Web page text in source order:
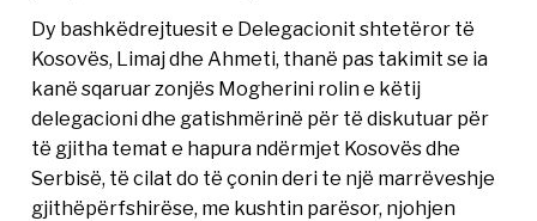
Dy bashkëdrejtuesit e Delegacionit shtetëror të
Kosovës, Limaj dhe Ahmeti, thanë pas takimit se ia
kanë sqaruar zonjës Mogherini rolin e këtij
delegacioni dhe gatishmërinë për të diskutuar për
të gjitha temat e hapura ndërmjet Kosovës dhe
Serbisë, të cilat do të çonin deri te një marrëveshje
gjithëpërfshirëse, me kushtin parësor, njohjen